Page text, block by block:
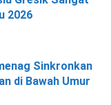
2026
Sinkronkan
di Bawah Umur